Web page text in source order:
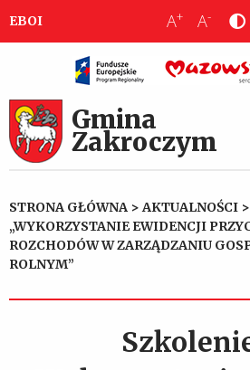
EBOI A+ A-
Gmina
Zakroczym
STRONA GŁÓWNA >AKTUALNOŚCI >
„WYKORZYSTANIE EWIDENCJI
ROZCHODÓW W ZARZĄDZANIU
ROLNYM”